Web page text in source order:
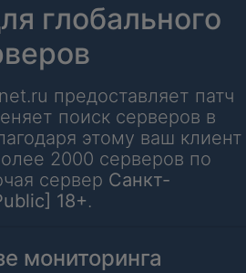
глобального
предоставляет патч
поиск серверов в
этому ваш клиент
2000 серверов по
сервер Санкт-
18+.
мониторинга